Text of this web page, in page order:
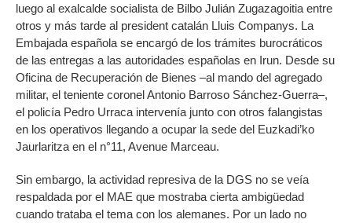
luego al exalcalde socialista de Bilbo Julián Zugazagoitia entre
otros y más tarde al president catalán Lluis Companys. La
Embajada española se encargó de los trámites burocráticos
de las entregas a las autoridades españolas en Irun. Desde su
Oficina de Recuperación de Bienes –al mando del agregado
militar, el teniente coronel Antonio Barroso Sánchez-Guerra–,
el policía Pedro Urraca intervenía junto con otros falangistas
en los operativos llegando a ocupar la sede del Euzkadi’ko
Jaurlaritza en el n°11, Avenue Marceau.
Sin embargo, la actividad represiva de la DGS no se veía
respaldada por el MAE que mostraba cierta ambigüedad
cuando trataba el tema con los alemanes. Por un lado no